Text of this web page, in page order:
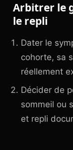
Arbitrer le
le repli
Dater le
cohorte, sa
réellement
Décider de
sommeil ou
et repli